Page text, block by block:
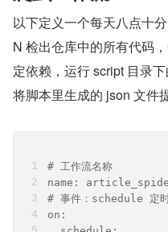
以下定义一个每天八点十
N 检出仓库中的所有代码
定依赖，运行 script 目录
将脚本里生成的 json 文件
# 工作流名称
name:
# 事件：schedule
on: